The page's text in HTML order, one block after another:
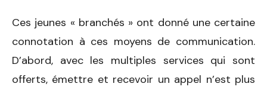
Ces jeunes « branchés » ont donné une certaine
connotation à ces moyens de communication.
D’abord, avec les multiples services qui sont
offerts, émettre et recevoir un appel n’est plus